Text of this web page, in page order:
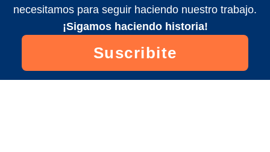
necesitamos para seguir haciendo nuestro trabajo.
¡Sigamos haciendo historia!
Suscribite